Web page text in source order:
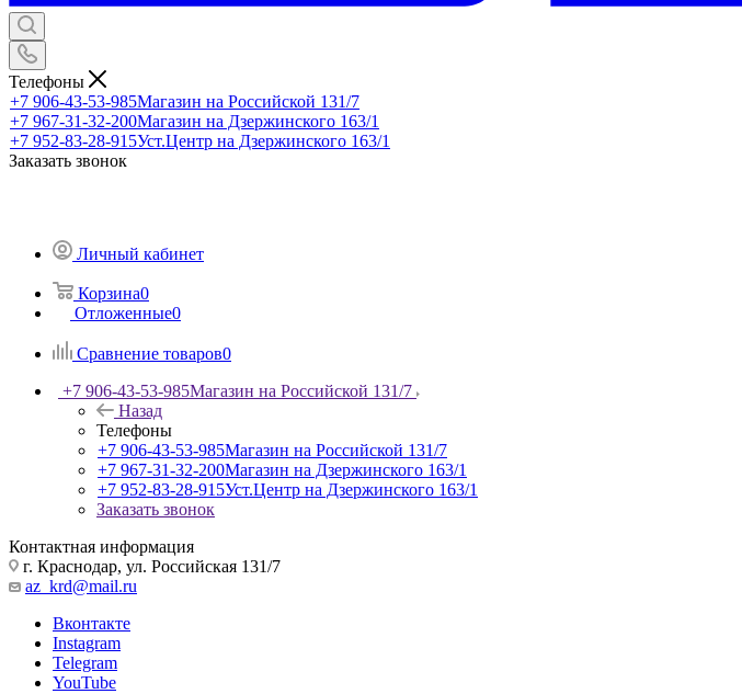
Телефоны
+7 906-43-53-985Магазин на Российской 131/7
+7 967-31-32-200Магазин на Дзержинского 163/1
+7 952-83-28-915Уст.Центр на Дзержинского 163/1
Заказать звонок
Личный кабинет
Корзина0
Отложенные0
Сравнение товаров0
+7 906-43-53-985Магазин на Российской 131/7
Назад
Телефоны
+7 906-43-53-985Магазин на Российской 131/7
+7 967-31-32-200Магазин на Дзержинского 163/1
+7 952-83-28-915Уст.Центр на Дзержинского 163/1
Заказать звонок
Контактная информация
г. Краснодар, ул. Российская 131/7
az_krd@mail.ru
Вконтакте
Instagram
Telegram
YouTube